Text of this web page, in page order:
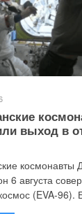
выход в
космонавты
6 августа
(EVA-